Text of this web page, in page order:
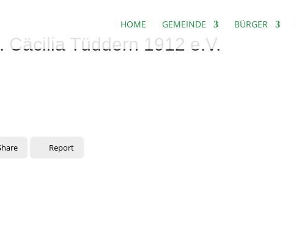
HOME GEMEINDE BÜRGER
Cäcilia Tüddern 1912 e.V.
Report